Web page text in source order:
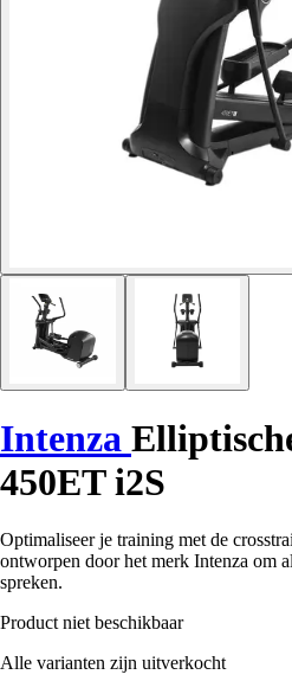
Intenza
450ET i2S
Optimaliseer je training met de
ontworpen door het merk Intenza om
spreken.
Product niet beschikbaar
Alle varianten zijn uitverkocht